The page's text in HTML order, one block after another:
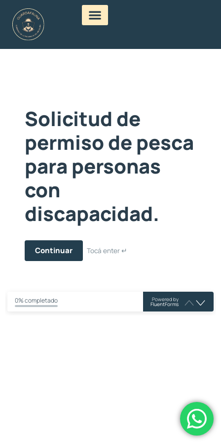
Solicitud de
permiso de pesca
para personas
con
discapacidad.
Continuar Tocá enter ↵
0% completado Powered by
FluentForms